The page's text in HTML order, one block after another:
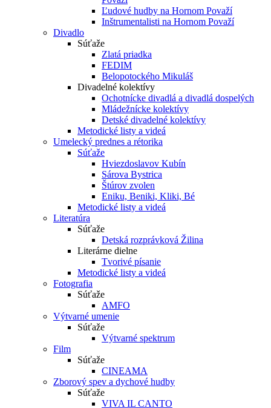
Ľudové hudby na Hornom Považí
Inštrumentalisti na Hornom Považí
Divadlo
Súťaže
Zlatá priadka
FEDIM
Belopotockého Mikuláš
Divadelné kolektívy
Ochotnícke divadlá a divadlá dospelých
Mládežnícke kolektívy
Detské divadelné kolektívy
Metodické listy a videá
Umelecký prednes a rétorika
Súťaže
Hviezdoslavov Kubín
Sárova Bystrica
Štúrov zvolen
Eniku, Beniki, Kliki, Bé
Metodické listy a videá
Literatúra
Súťaže
Detská rozprávková Žilina
Literárne dielne
Tvorivé písanie
Metodické listy a videá
Fotografia
Súťaže
AMFO
Výtvarné umenie
Súťaže
Výtvarné spektrum
Film
Súťaže
CINEAMA
Zborový spev a dychové hudby
Súťaže
VIVA IL CANTO